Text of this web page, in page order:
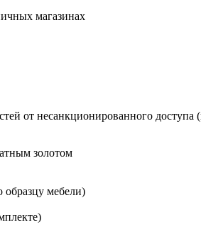
магазинах
от несанкционированного
золотом
образцу мебели)